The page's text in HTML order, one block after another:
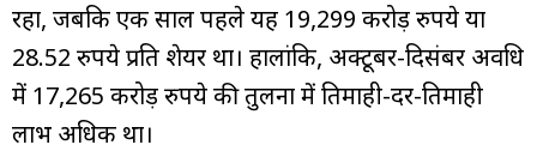
रहा, जबकि एक साल पहले यह 19,299 करोड़ रुपये या
28.52 रुपये प्रति शेयर था। हालांकि, अक्टूबर-दिसंबर अवधि
में 17,265 करोड़ रुपये की तुलना में तिमाही-दर-तिमाही
लाभ अधिक था।